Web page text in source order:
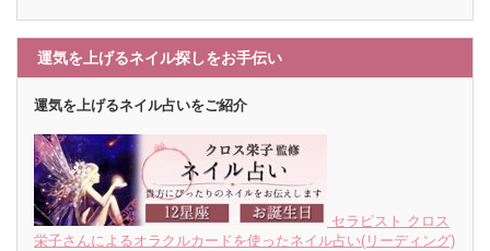
運気を上げるネイル探しをお手伝い
運気を上げるネイル占いをご紹介
セラピスト クロス
栄子さんによるオラクルカードを使ったネイル占い(リーディング)